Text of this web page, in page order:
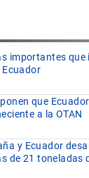
importantes que
Ecuador
que
a la OTAN
y Ecuador
de 21 toneladas